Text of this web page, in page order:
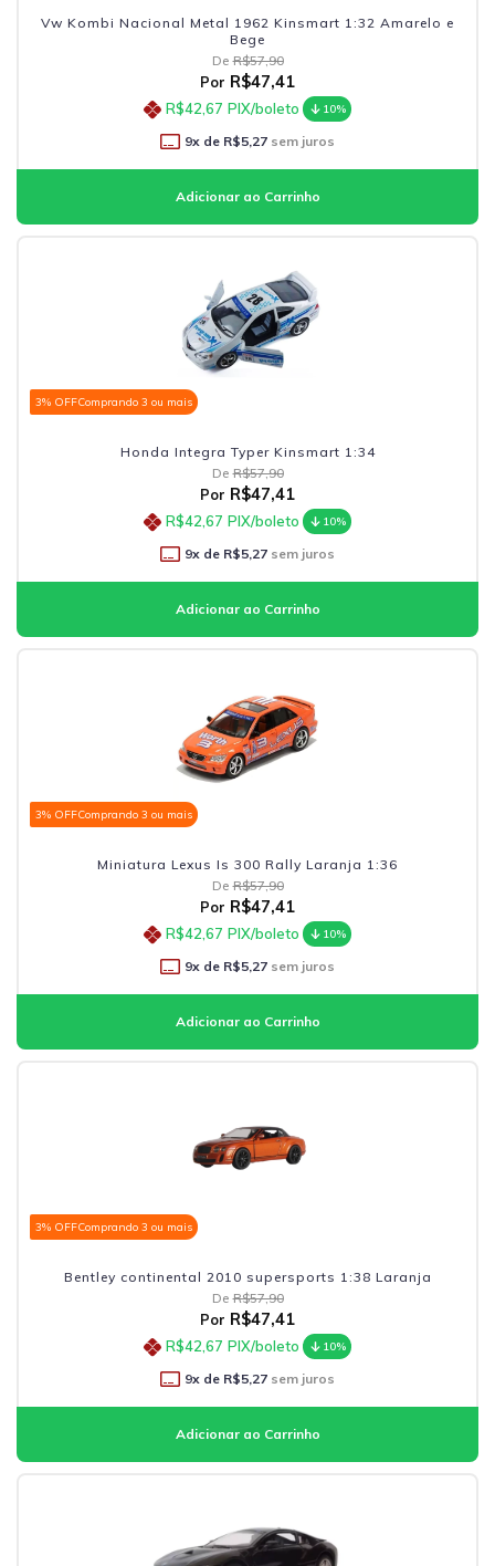
Vw Kombi Nacional Metal 1962 Kinsmart 1:32 Amarelo e
Bege
De R$57,90
Por R$47,41
R$42,67 PIX/boleto 10%
9x de R$5,27 sem juros
3% OFFComprando 3 ou mais
Honda Integra Typer Kinsmart 1:34
De R$57,90
Por R$47,41
R$42,67 PIX/boleto 10%
9x de R$5,27 sem juros
3% OFFComprando 3 ou mais
Miniatura Lexus Is 300 Rally Laranja 1:36
De R$57,90
Por R$47,41
R$42,67 PIX/boleto 10%
9x de R$5,27 sem juros
3% OFFComprando 3 ou mais
Bentley continental 2010 supersports 1:38 Laranja
De R$57,90
Por R$47,41
R$42,67 PIX/boleto 10%
9x de R$5,27 sem juros